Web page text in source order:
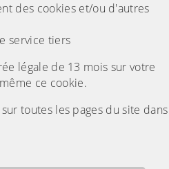
des cookies et/ou d'autres
service tiers
légale de 13 mois sur votre
ce cookie.
toutes les pages du site dans